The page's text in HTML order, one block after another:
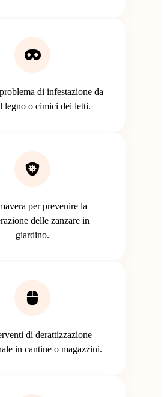
di infestazione da
legno o cimici dei letti.
per prevenire la
delle zanzare in
giardino.
di derattizzazione
in cantine o magazzini.